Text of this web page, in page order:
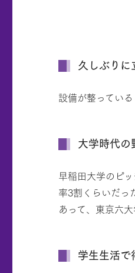
久しぶりに
設備が整ってい
大学時代の
早稲田大学のピ
率3割くらいだっ
あって、東京六
学生生活で